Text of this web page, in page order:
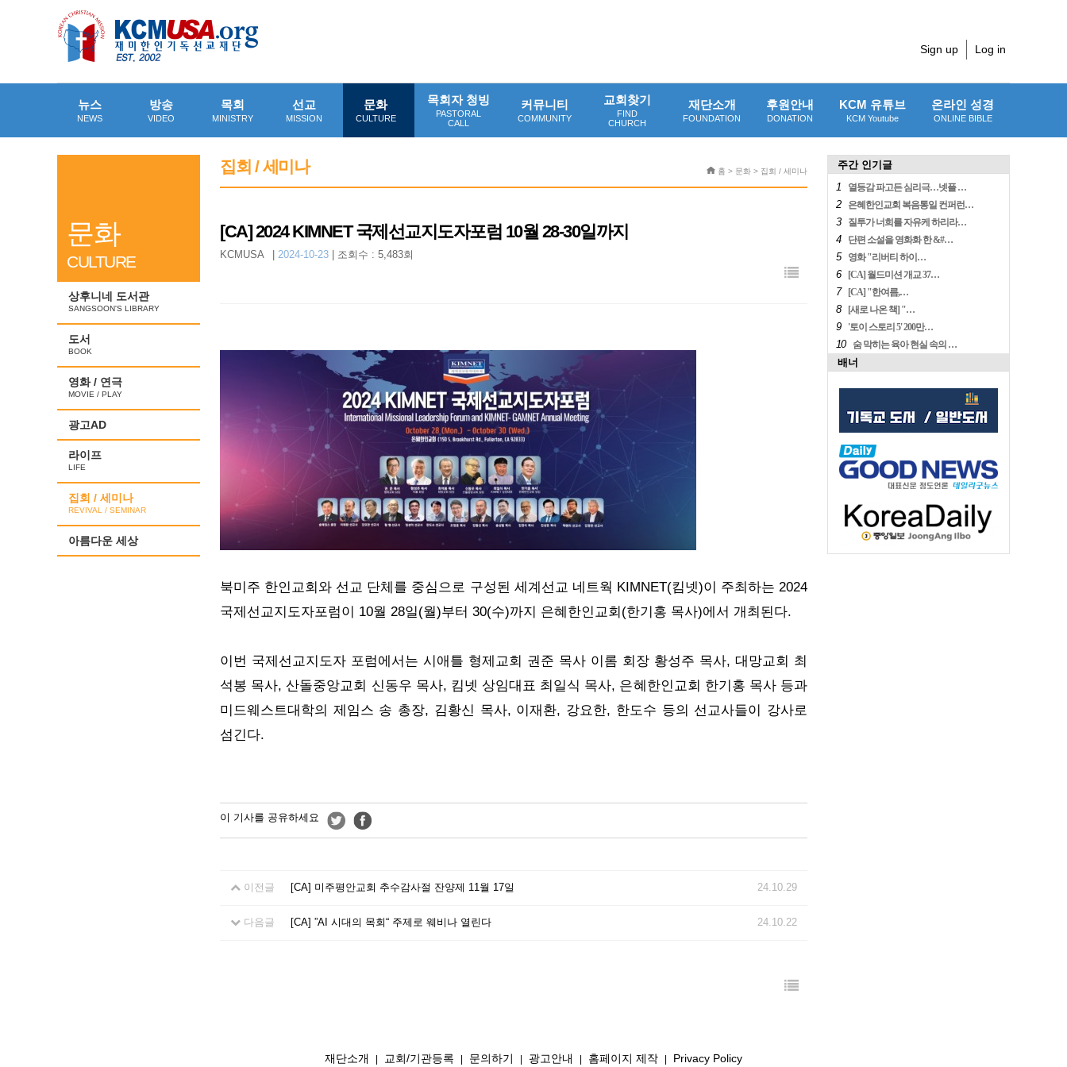
Sign up Log in
뉴스
NEWS
방송
VIDEO
목회
MINISTRY
선교
MISSION
문화
CULTURE
목회자 청빙
PASTORAL
CALL
커뮤니티
COMMUNITY
교회찾기
FIND
CHURCH
재단소개
FOUNDATION
후원안내
DONATION
KCM 유튜브
KCM Youtube
온라인 성경
ONLINE BIBLE
문화
CULTURE
상후니네 도서관
SANGSOON'S LIBRARY
도서
BOOK
영화 / 연극
MOVIE / PLAY
광고AD
라이프
LIFE
집회 / 세미나
REVIVAL / SEMINAR
아름다운 세상
집회 / 세미나 홈 > 문화 > 집회 / 세미나
[CA] 2024 KIMNET 국제선교지도자포럼 10월 28-30일까지
KCMUSA 2024-10-23 조회수 : 5,483회
북미주 한인교회와 선교 단체를 중심으로 구성된 세계선교 네트웍 KIMNET(킴넷)이 주최하는2024
국제선교지도자포럼이 10월 28일(월)부터 30(수)까지 은혜한인교회(한기홍 목사)에서 개최된다.
이번 국제선교지도자 포럼에서는 시애틀 형제교회 권준 목사 이롬 회장 황성주 목사, 대망교회 최
석봉 목사, 산돌중앙교회 신동우 목사, 킴넷 상임대표 최일식 목사, 은혜한인교회 한기홍 목사 등과
미드웨스트대학의 제임스 송 총장, 김황신 목사, 이재환, 강요한, 한도수 등의 선교사들이 강사로
섬긴다.
이 기사를 공유하세요
이전글 [CA] 미주평안교회 추수감사절 잔양제 11월 17일 24.10.29
다음글 [CA] ”AI 시대의 목회“ 주제로 웨비나 열린다 24.10.22
주간 인기글
1
열등감 파고든 심리극…넷플 …
2 은혜한인교회 복음통일 컨퍼런…
3 질투가 너희를 자유케 하리라…
4 단편 소설을 영화화 한 &#…
5 영화 "리버티 하이…
6 [CA] 월드미션 개교 37…
7 [CA] "한여름,…
8 [새로 나온 책] "…
9 '토이 스토리 5' 200만…
10 숨 막히는 육아 현실 속의 …
배너
재단소개 교회/기관등록 문의하기 광고안내 홈페이지 제작 Privacy Policy